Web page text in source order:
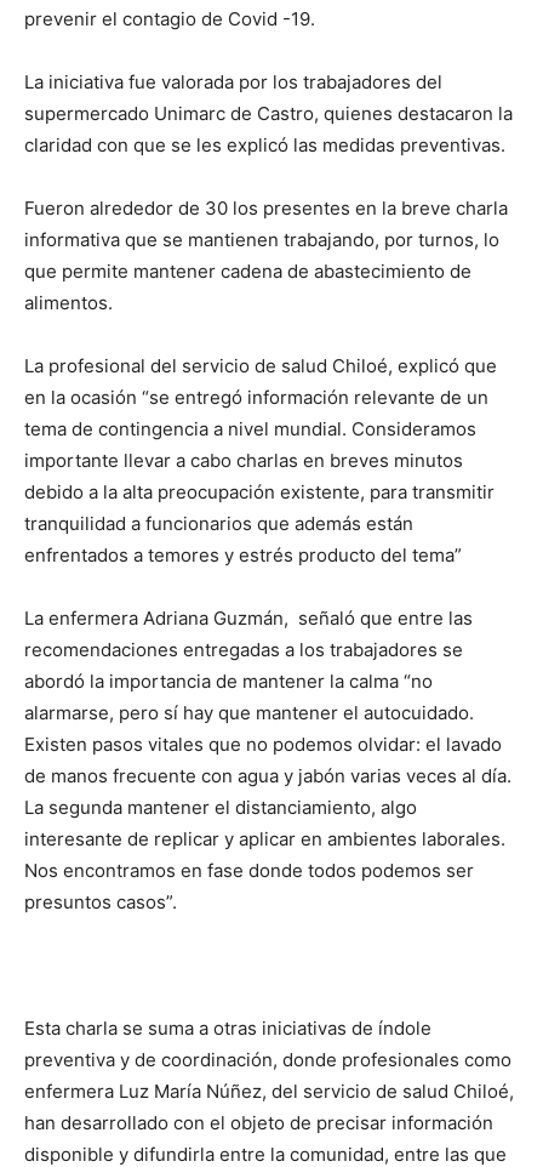
prevenir el contagio de Covid -19.
La iniciativa fue valorada por los trabajadores del
supermercado Unimarc de Castro, quienes destacaron la
claridad con que se les explicó las medidas preventivas.
Fueron alrededor de 30 los presentes en la breve charla
informativa que se mantienen trabajando, por turnos, lo
que permite mantener cadena de abastecimiento de
alimentos.
La profesional del servicio de salud Chiloé, explicó que
en la ocasión “se entregó información relevante de un
tema de contingencia a nivel mundial. Consideramos
importante llevar a cabo charlas en breves minutos
debido a la alta preocupación existente, para transmitir
tranquilidad a funcionarios que además están
enfrentados a temores y estrés producto del tema”
La enfermera Adriana Guzmán, señaló que entre las
recomendaciones entregadas a los trabajadores se
abordó la importancia de mantener la calma “no
alarmarse, pero sí hay que mantener el autocuidado.
Existen pasos vitales que no podemos olvidar: el lavado
de manos frecuente con agua y jabón varias veces al día.
La segunda mantener el distanciamiento, algo
interesante de replicar y aplicar en ambientes laborales.
Nos encontramos en fase donde todos podemos ser
presuntos casos”.
Esta charla se suma a otras iniciativas de índole
preventiva y de coordinación, donde profesionales como
enfermera Luz María Núñez, del servicio de salud Chiloé,
han desarrollado con el objeto de precisar información
disponible y difundirla entre la comunidad, entre las que